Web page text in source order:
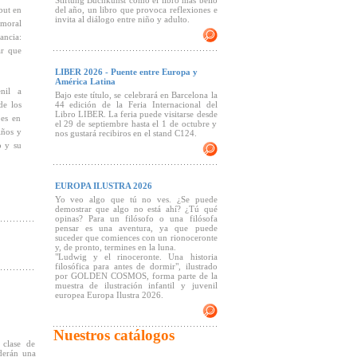
en
que
a
los
en
y
y su
de
una
del año, un libro que provoca reflexiones e
invita al diálogo entre niño y adulto.
LIBER 2026 - Puente entre Europa y
América Latina
Bajo este título, se celebrará en Barcelona la
44 edición de la Feria Internacional del
Libro LIBER. La feria puede visitarse desde
el 29 de septiembre hasta el 1 de octubre y
nos gustará recibiros en el stand C124.
EUROPA ILUSTRA 2026
Yo veo algo que tú no ves. ¿Se puede
demostrar que algo no está ahí? ¿Tú qué
opinas? Para un filósofo o una filósofa
pensar es una aventura, ya que puede
suceder que comiences con un rionoceronte
y, de pronto, termines en la luna.
"Ludwig y el rinoceronte. Una historia
filosófica para antes de dormir", ilustrado
por GOLDEN COSMOS, forma parte de la
muestra de ilustración infantil y juvenil
europea Europa Ilustra 2026.
Nuestros catálogos